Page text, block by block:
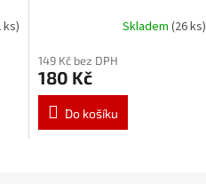
ks) Skladem(26 ks)
149 Kč bez DPH
180 Kč
Do košíku